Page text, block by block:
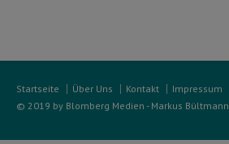
Startseite Über Uns Kontakt Impressum
© 2019 by Blomberg Medien - Markus Bültmann